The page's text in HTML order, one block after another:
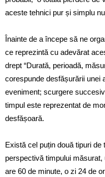
aceste tehnici pur și simplu
Înainte de a începe să ne
ce reprezintă cu adevărat
drept “Durată, perioadă,
corespunde desfășurării unei
eveniment; scurgere
timpul este reprezentat de
desfășoară.
Există cel puțin două tipuri
perspectivă timpului
are 60 de minute, o zi 24 de